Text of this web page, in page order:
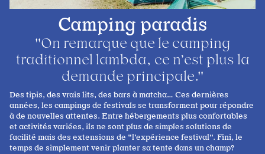
Camping paradis
"On remarque que le camping
traditionnel lambda, ce n’est plus la
demande principale."
Des tipis, des vrais lits, des bars à matcha… Ces dernières
années, les campings de festivals se transforment pour répondre
à de nouvelles attentes. Entre hébergements plus confortables
et activités variées, ils ne sont plus de simples solutions de
facilité mais des extensions de "l’expérience festival". Fini, le
temps de simplement venir planter sa tente dans un champ?